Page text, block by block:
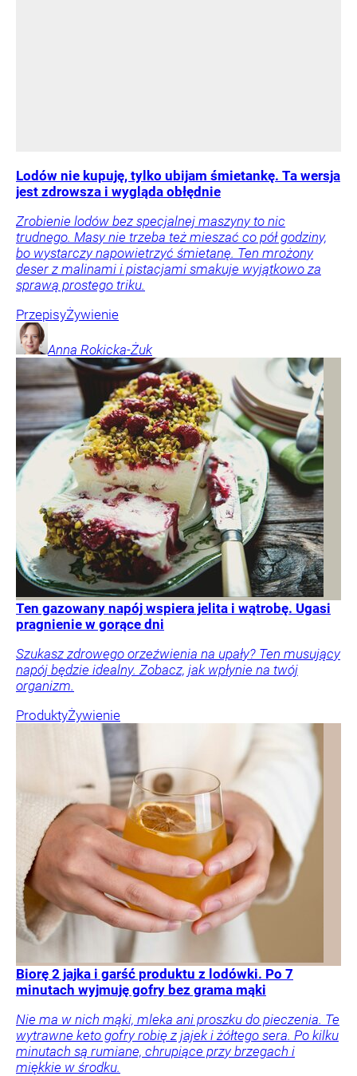
Lodów nie kupuję, tylko ubijam śmietankę. Ta wersja
jest zdrowsza i wygląda obłędnie
Zrobienie lodów bez specjalnej maszyny to nic
trudnego. Masy nie trzeba też mieszać co pół godziny,
bo wystarczy napowietrzyć śmietanę. Ten mrożony
deser z malinami i pistacjami smakuje wyjątkowo za
sprawą prostego triku.
PrzepisyŻywienie
Anna Rokicka-Żuk
Ten gazowany napój wspiera jelita i wątrobę. Ugasi
pragnienie w gorące dni
Szukasz zdrowego orzeźwienia na upały? Ten musujący
napój będzie idealny. Zobacz, jak wpłynie na twój
organizm.
ProduktyŻywienie
Biorę 2 jajka i garść produktu z lodówki. Po 7
minutach wyjmuję gofry bez grama mąki
Nie ma w nich mąki, mleka ani proszku do pieczenia. Te
wytrawne keto gofry robię z jajek i żółtego sera. Po kilku
minutach są rumiane, chrupiące przy brzegach i
miękkie w środku.